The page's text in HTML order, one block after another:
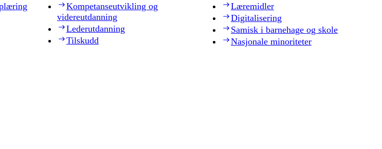
Kompetanseutvikling og
videreutdanning
Lederutdanning
Tilskudd
Læremidler
Digitalisering
Samisk i barnehage og skole
Nasjonale minoriteter